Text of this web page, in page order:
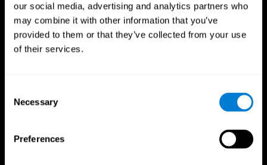
our social media, advertising and analytics partners who
may combine it with other information that you’ve
provided to them or that they’ve collected from your use
of their services.
Selection
Necessary
Preferences